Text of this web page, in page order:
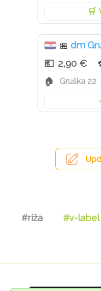
🏪 dm
2,90 €
Gruška 22
#riža #v-label